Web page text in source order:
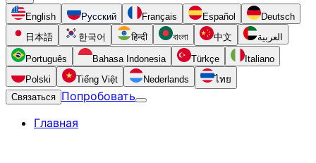
English Русский Français Español
Deutsch
日本語
한국어 हिन्दी বাংলা 中文 العربية
Português Bahasa Indonesia Türkçe
Italiano
Polski
Tiếng Việt Nederlands
ไทย
Связаться Попробовать
Главная